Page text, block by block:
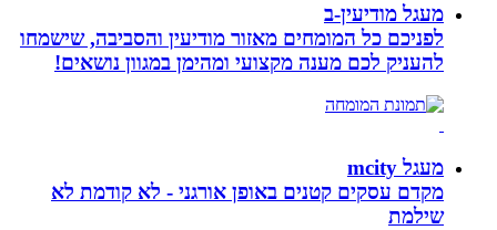
מעגל מודיעין-ב
לפניכם כל המומחים מאזור מודיעין והסביבה, שישמחו
להעניק לכם מענה מקצועי ומהימן במגוון נושאים!
מעגל mcity
מקדם עסקים קטנים באופן אורגני - לא קודמת לא
שילמת